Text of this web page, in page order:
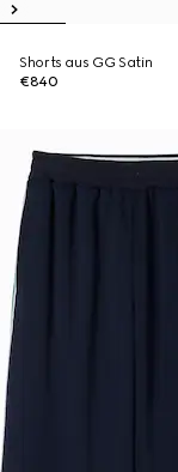
Shorts aus GG Satin
€840